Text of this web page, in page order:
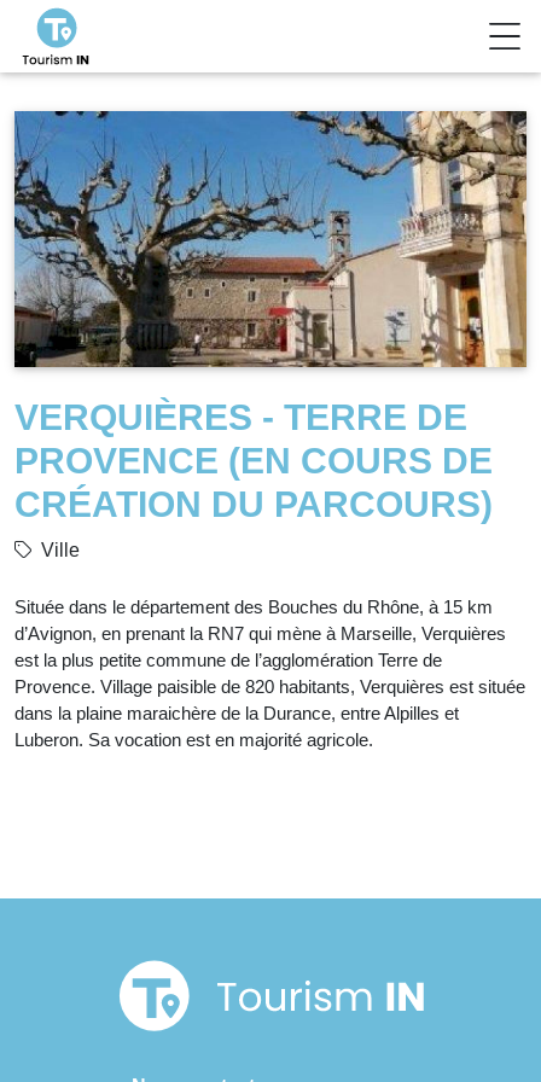
VERQUIÈRES - TERRE DE
PROVENCE (EN COURS DE
CRÉATION DU PARCOURS)
Ville
Située dans le département des Bouches du Rhône, à 15 km
d’Avignon, en prenant la RN7 qui mène à Marseille, Verquières
est la plus petite commune de l’agglomération Terre de
Provence. Village paisible de 820 habitants, Verquières est située
dans la plaine maraichère de la Durance, entre Alpilles et
Luberon. Sa vocation est en majorité agricole.